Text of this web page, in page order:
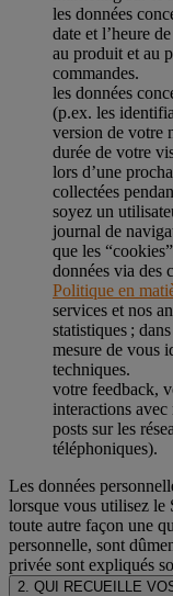
les données
date et l’heure
au produit et au
commandes.
les données
(p.ex. les
version de votre
durée de votre
lors d’une
collectées
soyez un
journal de
que les
données via des
Politique en
services et nos
statistiques ;
mesure de vous
techniques.
votre feedback,
interactions avec
posts sur les
téléphoniques).
Les données
lorsque vous utilisez le
toute autre façon une
personnelle, sont
privée sont expliqués
2. QUI RECUEILLE